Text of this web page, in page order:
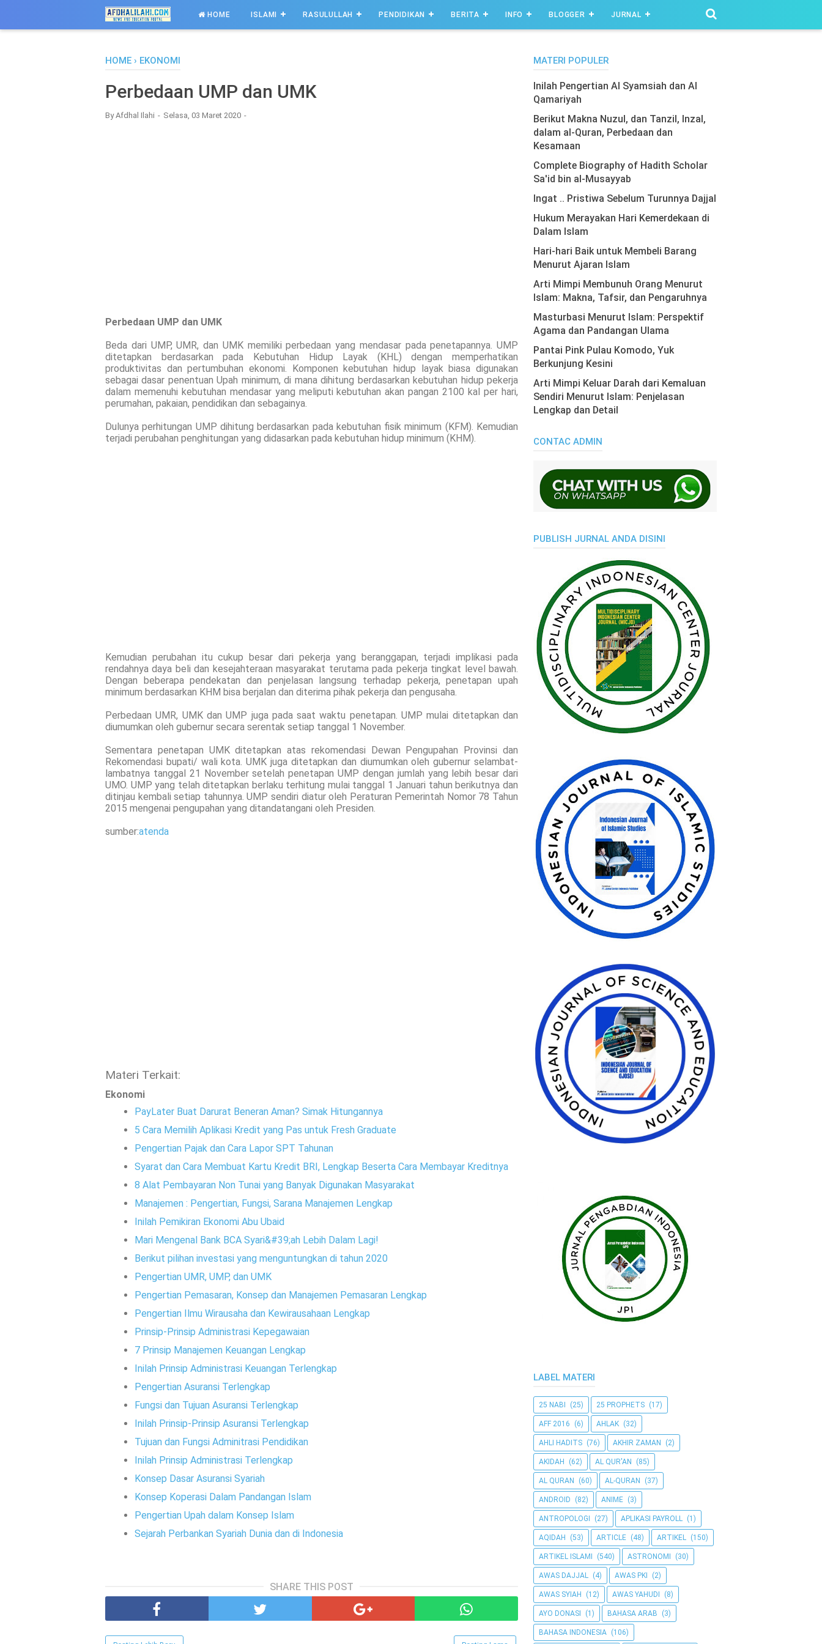
HOME ISLAMI RASULULLAH PENDIDIKAN BERITA INFO BLOGGER JURNAL
HOME › EKONOMI
Perbedaan UMP dan UMK
ByAfdhal Ilahi Selasa, 03 Maret 2020
Perbedaan UMP dan UMK
Beda dari UMP, UMR, dan UMK memiliki perbedaan yang mendasar pada penetapannya. UMP
ditetapkan berdasarkan pada Kebutuhan Hidup Layak (KHL) dengan memperhatikan
produktivitas dan pertumbuhan ekonomi. Komponen kebutuhan hidup layak biasa digunakan
sebagai dasar penentuan Upah minimum, di mana dihitung berdasarkan kebutuhan hidup pekerja
dalam memenuhi kebutuhan mendasar yang meliputi kebutuhan akan pangan 2100 kal per hari,
perumahan, pakaian, pendidikan dan sebagainya.
Dulunya perhitungan UMP dihitung berdasarkan pada kebutuhan fisik minimum (KFM). Kemudian
terjadi perubahan penghitungan yang didasarkan pada kebutuhan hidup minimum (KHM).
Kemudian perubahan itu cukup besar dari pekerja yang beranggapan, terjadi implikasi pada
rendahnya daya beli dan kesejahteraan masyarakat terutama pada pekerja tingkat level bawah.
Dengan beberapa pendekatan dan penjelasan langsung terhadap pekerja, penetapan upah
minimum berdasarkan KHM bisa berjalan dan diterima pihak pekerja dan pengusaha.
Perbedaan UMR, UMK dan UMP juga pada saat waktu penetapan. UMP mulai ditetapkan dan
diumumkan oleh gubernur secara serentak setiap tanggal 1 November.
Sementara penetapan UMK ditetapkan atas rekomendasi Dewan Pengupahan Provinsi dan
Rekomendasi bupati/ wali kota. UMK juga ditetapkan dan diumumkan oleh gubernur selambat-
lambatnya tanggal 21 November setelah penetapan UMP dengan jumlah yang lebih besar dari
UMO. UMP yang telah ditetapkan berlaku terhitung mulai tanggal 1 Januari tahun berikutnya dan
ditinjau kembali setiap tahunnya. UMP sendiri diatur oleh Peraturan Pemerintah Nomor 78 Tahun
2015 mengenai pengupahan yang ditandatangani oleh Presiden.
sumber:atenda
Materi Terkait:
Ekonomi
PayLater Buat Darurat Beneran Aman? Simak Hitungannya
5 Cara Memilih Aplikasi Kredit yang Pas untuk Fresh Graduate
Pengertian Pajak dan Cara Lapor SPT Tahunan
Syarat dan Cara Membuat Kartu Kredit BRI, Lengkap Beserta Cara Membayar Kreditnya
8 Alat Pembayaran Non Tunai yang Banyak Digunakan Masyarakat
Manajemen : Pengertian, Fungsi, Sarana Manajemen Lengkap
Inilah Pemikiran Ekonomi Abu Ubaid
Mari Mengenal Bank BCA Syari&#39;ah Lebih Dalam Lagi!
Berikut pilihan investasi yang menguntungkan di tahun 2020
Pengertian UMR, UMP, dan UMK
Pengertian Pemasaran, Konsep dan Manajemen Pemasaran Lengkap
Pengertian Ilmu Wirausaha dan Kewirausahaan Lengkap
Prinsip-Prinsip Administrasi Kepegawaian
7 Prinsip Manajemen Keuangan Lengkap
Inilah Prinsip Administrasi Keuangan Terlengkap
Pengertian Asuransi Terlengkap
Fungsi dan Tujuan Asuransi Terlengkap
Inilah Prinsip-Prinsip Asuransi Terlengkap
Tujuan dan Fungsi Adminitrasi Pendidikan
Inilah Prinsip Administrasi Terlengkap
Konsep Dasar Asuransi Syariah
Konsep Koperasi Dalam Pandangan Islam
Pengertian Upah dalam Konsep Islam
Sejarah Perbankan Syariah Dunia dan di Indonesia
SHARE THIS POST
MATERI POPULER
Inilah Pengertian Al Syamsiah dan Al
Qamariyah
Berikut Makna Nuzul, dan Tanzil, Inzal,
dalam al-Quran, Perbedaan dan
Kesamaan
Complete Biography of Hadith Scholar
Sa'id bin al-Musayyab
Ingat .. Pristiwa Sebelum Turunnya Dajjal
Hukum Merayakan Hari Kemerdekaan di
Dalam Islam
Hari-hari Baik untuk Membeli Barang
Menurut Ajaran Islam
Arti Mimpi Membunuh Orang Menurut
Islam: Makna, Tafsir, dan Pengaruhnya
Masturbasi Menurut Islam: Perspektif
Agama dan Pandangan Ulama
Pantai Pink Pulau Komodo, Yuk
Berkunjung Kesini
Arti Mimpi Keluar Darah dari Kemaluan
Sendiri Menurut Islam: Penjelasan
Lengkap dan Detail
CONTAC ADMIN
PUBLISH JURNAL ANDA DISINI
LABEL MATERI
25 NABI (25) 25 PROPHETS (17)
AFF 2016 (6) AHLAK (32)
AHLI HADITS (76) AKHIR ZAMAN (2)
AKIDAH (62) AL QUR'AN (85)
AL QURAN (60) AL-QURAN (37)
ANDROID (82) ANIME (3)
ANTROPOLOGI (27) APLIKASI PAYROLL (1)
AQIDAH (53) ARTICLE (48) ARTIKEL (150)
ARTIKEL ISLAMI (540) ASTRONOMI (30)
AWAS DAJJAL (4) AWAS PKI (2)
AWAS SYIAH (12) AWAS YAHUDI (8)
AYO DONASI (1) BAHASA ARAB (3)
BAHASA INDONESIA (106)